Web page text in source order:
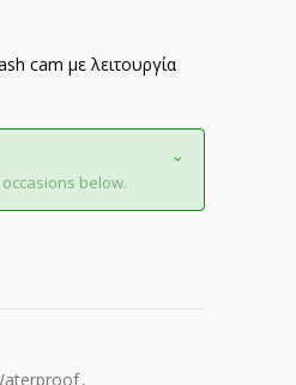
cam με λειτουργία
below.
,